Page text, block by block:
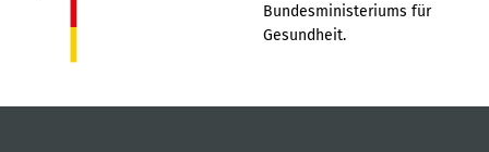
Bundesministeriums für
Gesundheit.